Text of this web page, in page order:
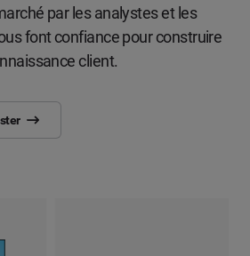
par les analystes et les
font confiance pour construire
client.